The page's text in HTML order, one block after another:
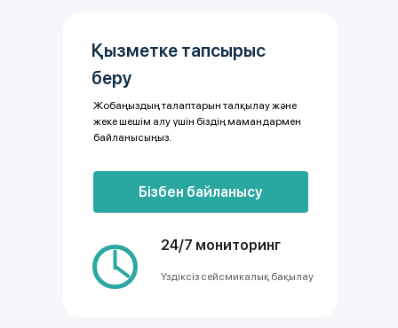
Қызметке тапсырыс
беру
Жобаңыздың талаптарын талқылау және
жеке шешім алу үшін біздің мамандармен
байланысыңыз.
Бізбен байланысу
Үздіксіз сейсмикалық бақылау
24/7 мониторинг